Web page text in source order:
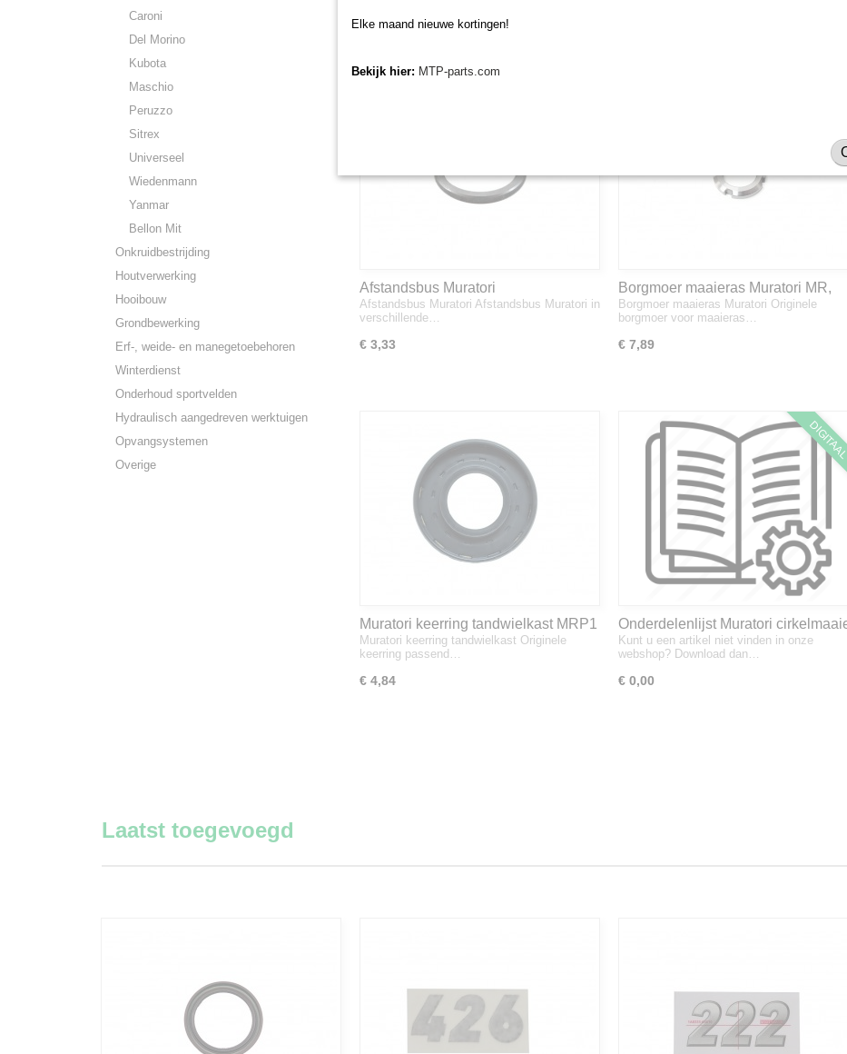
Caroni
Del Morino
Kubota
Maschio
Peruzzo
Sitrex
Universeel
Wiedenmann
Yanmar
Bellon Mit
Onkruidbestrijding
Houtverwerking
Hooibouw
Grondbewerking
Erf-, weide- en manegetoebehoren
Winterdienst
Onderhoud sportvelden
Hydraulisch aangedreven werktuigen
Opvangsystemen
Overige
Afstandsbus Muratori
Afstandsbus Muratori Afstandsbus Muratori in
verschillende…
€ 3,33
Borgmoer maaieras Muratori MR,
MRP1 en MR ID
Borgmoer maaieras Muratori Originele
borgmoer voor maaieras…
€ 7,89
Muratori keerring tandwielkast MRP1
/ MR
Muratori keerring tandwielkast Originele
keerring passend…
€ 4,84
Onderdelenlijst Muratori
MR
Kunt u een artikel niet vinden in onze
webshop? Download dan…
€ 0,00
Laatst toegevoegd
Elke maand nieuwe kortingen!
Bekijk hier: MTP-parts.com